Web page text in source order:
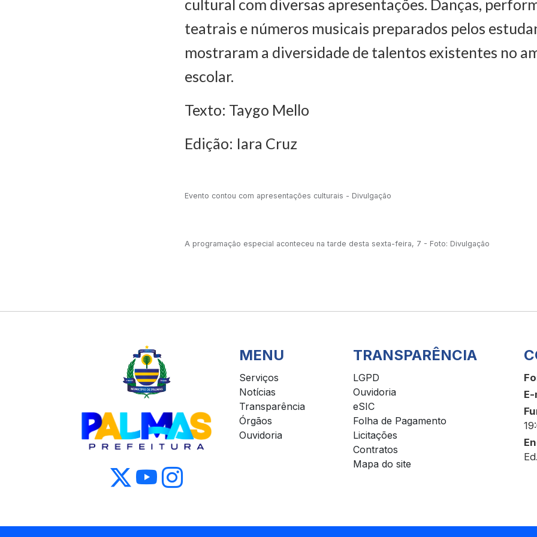
cultural com diversas apresentações. Danças,
teatrais e números musicais preparados pelos
mostraram a diversidade de talentos existentes no
escolar.
Texto: Taygo Mello
Edição: Iara Cruz
Evento contou com apresentações culturais - Divulgação
A programação especial aconteceu na tarde desta sexta-feira, 7 - Foto: Divulgação
MENU
Serviços
Notícias
Transparência
Órgãos
Ouvidoria
TRANSPARÊNCIA
LGPD
Ouvidoria
eSIC
Folha de Pagamento
Licitações
Contratos
Mapa do site